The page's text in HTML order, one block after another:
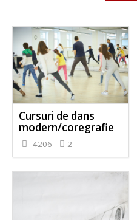
Cursuri de dans
modern/coregrafie
4206 2